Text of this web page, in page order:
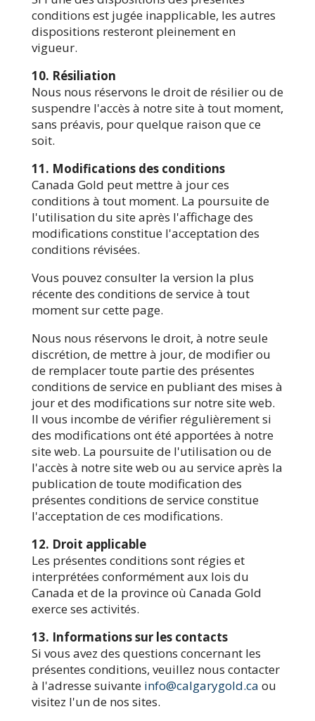
conditions est jugée inapplicable, les autres
dispositions resteront pleinement en
vigueur.
10. Résiliation
Nous nous réservons le droit de résilier ou de
suspendre l'accès à notre site à tout moment,
sans préavis, pour quelque raison que ce
soit.
11. Modifications des conditions
Canada Gold peut mettre à jour ces
conditions à tout moment. La poursuite de
l'utilisation du site après l'affichage des
modifications constitue l'acceptation des
conditions révisées.
Vous pouvez consulter la version la plus
récente des conditions de service à tout
moment sur cette page.
Nous nous réservons le droit, à notre seule
discrétion, de mettre à jour, de modifier ou
de remplacer toute partie des présentes
conditions de service en publiant des mises à
jour et des modifications sur notre site web.
Il vous incombe de vérifier régulièrement si
des modifications ont été apportées à notre
site web. La poursuite de l'utilisation ou de
l'accès à notre site web ou au service après la
publication de toute modification des
présentes conditions de service constitue
l'acceptation de ces modifications.
12. Droit applicable
Les présentes conditions sont régies et
interprétées conformément aux lois du
Canada et de la province où Canada Gold
exerce ses activités.
13. Informations sur les contacts
Si vous avez des questions concernant les
présentes conditions, veuillez nous contacter
à l'adresse suivante info@calgarygold.ca ou
visitez l'un de nos sites.